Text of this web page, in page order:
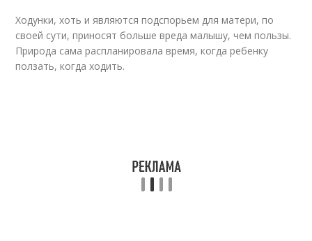
Ходунки, хоть и являются подспорьем для матери, по
своей сути, приносят больше вреда малышу, чем пользы.
Природа сама распланировала время, когда ребенку
ползать, когда ходить.